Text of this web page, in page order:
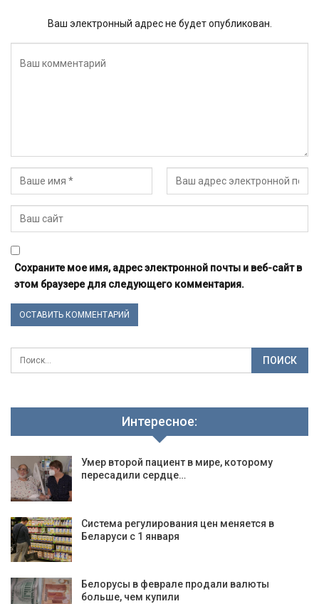
Ваш электронный адрес не будет опубликован.
Сохраните мое имя, адрес электронной почты и веб-сайт в
этом браузере для следующего комментария.
Интересное:
Умер второй пациент в мире, которому
пересадили сердце…
Система регулирования цен меняется в
Беларуси с 1 января
Белорусы в феврале продали валюты
больше, чем купили